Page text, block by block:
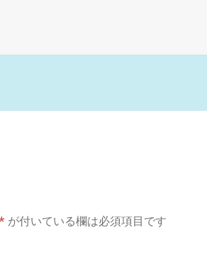
が付いている欄は必須項目です